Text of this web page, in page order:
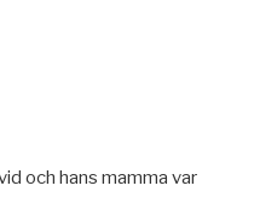
och hans mamma var